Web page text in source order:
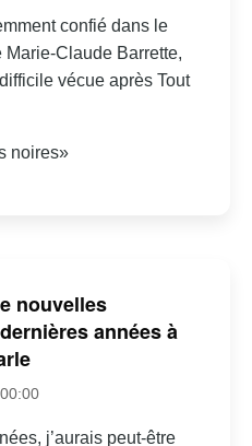
confié dans le
Marie-Claude Barrette,
vécue après Tout
noires»
nouvelles
années à
j’aurais peut-être